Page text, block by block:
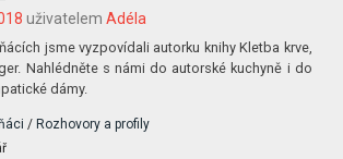
uživatelem Adéla
jsme vyzpovídali autorku knihy Kletba krve,
Nahlédněte s námi do autorské kuchyně i do
dámy.
/ Rozhovory a profily